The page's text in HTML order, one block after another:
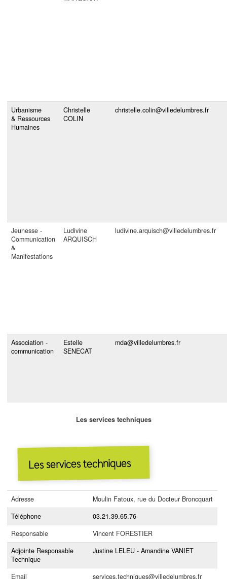
Urbanisme
& Ressources
Humaines
Christelle
COLIN
christelle.colin@villedelumbres.fr
Jeunesse -
Communication
&
Manifestations
Ludivine
ARQUISCH
ludivine.arquisch@villedelumbres.fr
Association -
communication
Estelle
SENECAT
mda@villedelumbres.fr
Les services techniques
Les services techniques
Adresse
Moulin Fatoux, rue du Docteur Broncquart
Téléphone
03.21.39.65.76
Responsable
Vincent FORESTIER
Adjointe Responsable
Technique
Justine LELEU - Amandine VANIET
Email
services.techniques@villedelumbres.fr